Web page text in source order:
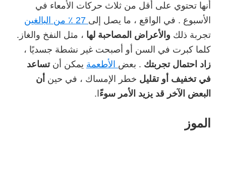
أنها تحتوي على أقل من ثلاث حركات الأمعاء في
الأسبوع . في الواقع ، ما يصل إلى
تجربة ذلك والأعراض المصاحبة لها ، مثل النفخ والغاز.
كلما كبرت في السن أو أصبحت غير نشطة جسديًا ،
زاد احتمال تجربتك . بعض الأطعمة يمكن أن تساعد
في تخفيف أو تقليل خطر الإمساك ، في حين أن
البعض الآخر قد يزيد الأمر سوءً ا.
الموز